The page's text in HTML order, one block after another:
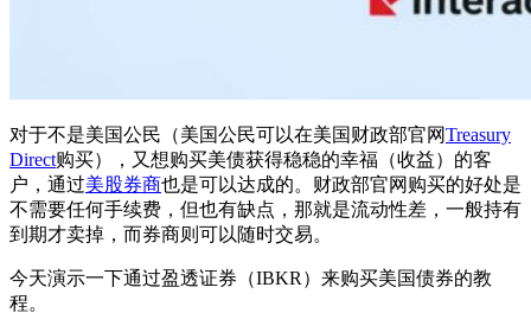
对于不是美国公民（美国公民可以在美国财政部官网Treasury
Direct购买），又想购买美债获得稳稳的幸福（收益）的客
户，通过美股券商也是可以达成的。财政部官网购买的好处是
不需要任何手续费，但也有缺点，那就是流动性差，一般持有
到期才卖掉，而券商则可以随时交易。
今天演示一下通过盈透证券（IBKR）来购买美国债券的教
程。